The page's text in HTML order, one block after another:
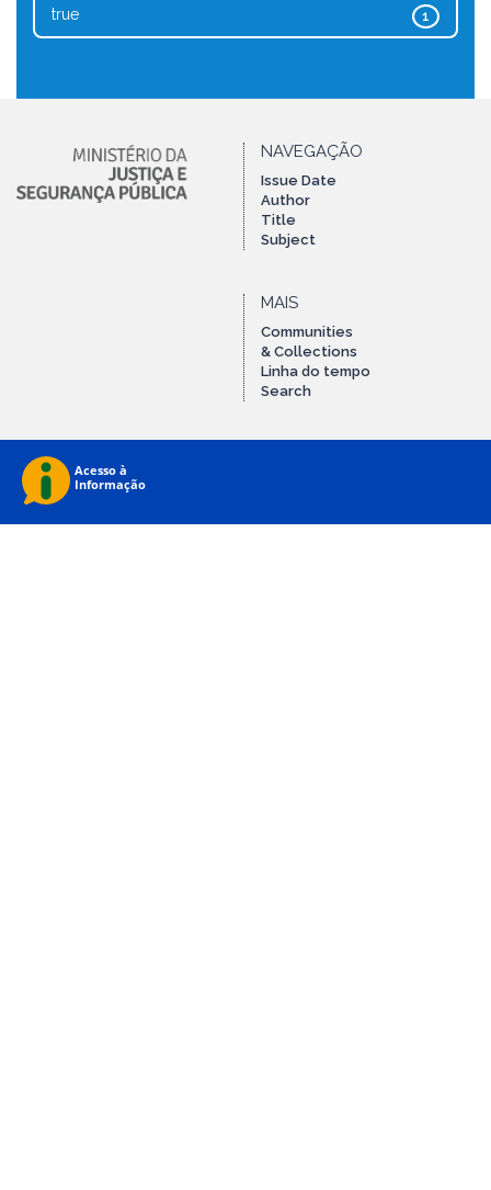
1
true
NAVEGAÇÃO
Issue Date
Author
Title
Subject
MAIS
Communities
& Collections
Linha do tempo
Search